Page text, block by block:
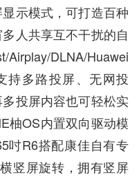
示模式，可打造百种
人共享互不干扰的自
DLNA/Huawei
持多路投屏、无网投
投屏内容也可轻松实
柚OS内置双向驱动模
吋R6搭配康佳自有专
竖屏旋转，拥有竖屏